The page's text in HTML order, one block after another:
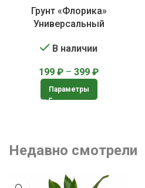
Грунт «Флорика»
Универсальный
В наличии
199 ₽ – 399 ₽
Параметры
Недавно смотрели